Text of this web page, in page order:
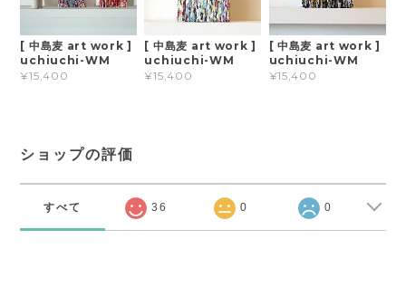
[ 中島麦 art work ]
uchiuchi-WM
¥15,400
[ 中島麦 art work ]
uchiuchi-WM
¥15,400
[ 中島麦 art work ]
uchiuchi-WM
¥15,400
ショップの評価
すべて 36 0 0